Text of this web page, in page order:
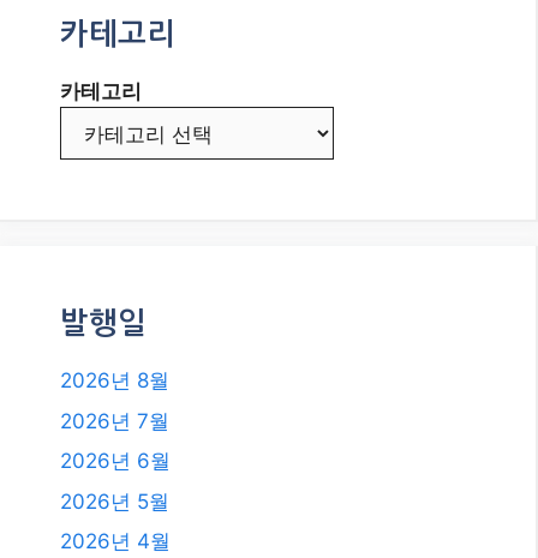
카테고리
카테고리
발행일
2026년 8월
2026년 7월
2026년 6월
2026년 5월
2026년 4월